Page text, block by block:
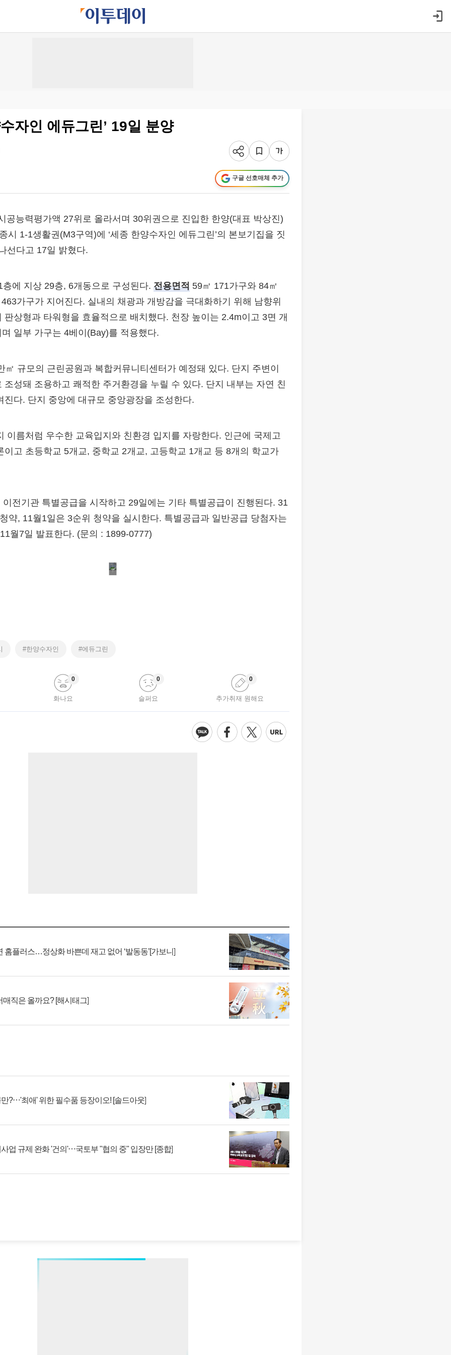
자인 에듀그린’ 19일 분양
구글 선호매체 추가
공능력평가액 27위로 올라서며 30위권으로 진입한 한양(대표 박상진)
시 1-1생활권(M3구역)에 ‘세종 한양수자인 에듀그린’의 본보기집을 짓
선다고 17일 밝혔다.
층에 지상 29층, 6개동으로 구성된다. 전용면적 59㎡ 171가구와 84㎡
가구가 지어진다. 실내의 채광과 개방감을 극대화하기 위해 남향위
판상형과 타워형을 효율적으로 배치했다. 천장 높이는 2.4m이고 3면 개
일부 가구는 4베이(Bay)를 적용했다.
㎡ 규모의 근린공원과 복합커뮤니티센터가 예정돼 있다. 단지 주변이
조성돼 조용하고 쾌적한 주거환경을 누릴 수 있다. 단지 내부는 자연 친
진다. 단지 중앙에 대규모 중앙광장을 조성한다.
이름처럼 우수한 교육입지와 친환경 입지를 자랑한다. 인근에 국제고
이고 초등학교 5개교, 중학교 2개교, 고등학교 1개교 등 8개의 학교가
이전기관 특별공급을 시작하고 29일에는 기타 특별공급이 진행된다. 31
약, 11월1일은 3순위 청약을 실시한다. 특별공급과 일반공급 당첨자는
월7일 발표한다. (문의 : 1899-0777)
#한양수자인 #에듀그린
화나요
0
슬퍼요
0
추가취재 원해요
0
홈플러스…정상화 바쁜데 재고 없어 ‘발동동’[가보니]
매직은 올까요? [해시태그]
?⋯'최애' 위한 필수품 등장이오! [솔드아웃]
업 규제 완화 '건의'⋯국토부 "협의 중" 입장만 [종합]